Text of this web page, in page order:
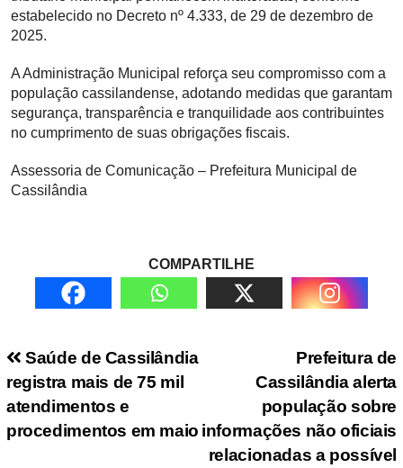
estabelecido no Decreto nº 4.333, de 29 de dezembro de
2025.
A Administração Municipal reforça seu compromisso com a
população cassilandense, adotando medidas que garantam
segurança, transparência e tranquilidade aos contribuintes
no cumprimento de suas obrigações fiscais.
Assessoria de Comunicação – Prefeitura Municipal de
Cassilândia
COMPARTILHE
Navegação de Post
Prefeitura de
Cassilândia alerta
população sobre
informações não oficiais
relacionadas a possível
Saúde de Cassilândia
registra mais de 75 mil
atendimentos e
procedimentos em maio